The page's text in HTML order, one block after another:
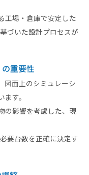
工場・倉庫で安定した
づいた設計プロセスが
重要性
図面上のシミュレーシ
す。
の影響を考慮した、現
要台数を正確に決定す